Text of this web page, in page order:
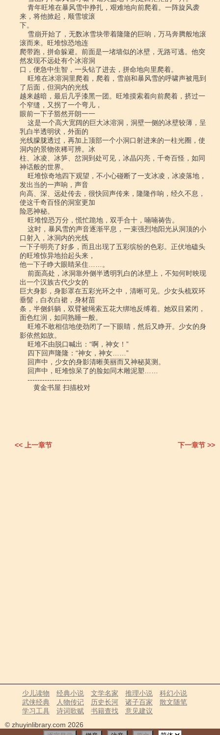
来，将他掀起，顺雪坡滚
下。
滚而来。旺堆惊恐地连
爬带跑，拼命躲避。前面是一堵墙似的冰壁，无路可逃。他突
然发现不远处有个冰溶洞
口，便急中生智，一头钻了进去，拼命地向里爬着。
了后面，但洞内的光线
越来越暗，最后几乎漆黑一团。旺堆摸索着向前爬着，挤过一
个窄缝，又拐了一个弯儿，
眼前一下子豁然开朗一一
乳白半透明状，外面的
光线朦胧透过，再加上顶部一个小洞口射进来的一柱光圈，使
洞内的景物依稀可辨。冰
柱、冰凌、冰笋、岔洞到处可见，冰晶闪亮，千奇百怪，如同
神话般的世界。
发出当的一声响，声音
向高、深、远处传去，很快回声传来，隆隆作响，经久不息，
使这千奇百怪的洞室更加
险恶神秘。
口射入，冰洞内的光线
一下子明亮了好多，而且出现了五彩缤纷的色彩。正伏地磕头
的旺堆惊异地抬起头来，
他一下子睁大眼睛呆住……。
出一个汉族古代少女的
巨大身影，身影罩在五彩光环之中，清晰可见。少女头梳双环
垂髻，白衣白裙，身材苗
条，半侧斜躺，双臂被绳索五花大绑地反缚着。她双目紧闭，
面色红润，如同熟睡一般。
影依然如故。
黄金书屋 扫描校对
<< 上一章节 下一章节 >>
少儿读物 经典小说 文学名家 推理小说
科幻小说
武侠经典
人物传记 历史长河 诸子百家
散文随笔
学习工具
诗词歌赋 书籍查找
意见建议
© zhuyinlibrary.com 2026